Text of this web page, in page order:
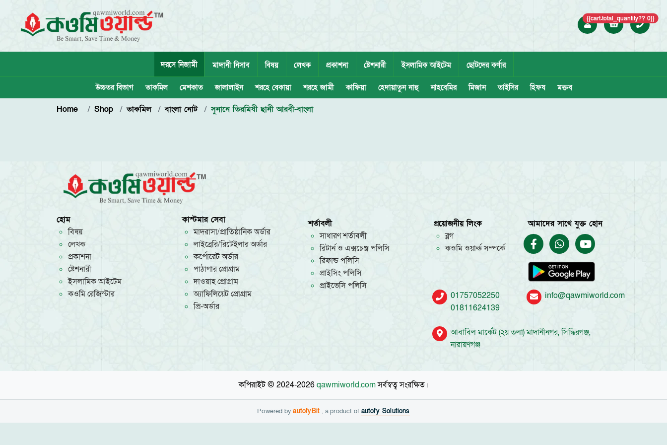
{{cart.total_quantity?? 0}}
দরসে নিজামী মাদানী নিসাব বিষয় লেখক প্রকাশনা ষ্টেশনারী ইসলামিক আইটেম ছোটদের কর্ণার
উচ্চতর বিভাগ তাকমিল মেশকাত জালালাইন শরহে বেকায়া শরহে জামী কাফিয়া হেদায়াতুন নাহু নাহবেমির মিজান তাইসির হিফয মক্তব
Home Shop তাকমিল বাংলা নোট সুনানে তিরমিযী ছানী আরবী-বাংলা
হোম
বিষয়
লেখক
প্রকাশনা
ষ্টেশনারী
ইসলামিক আইটেম
কওমি রেজিস্টার
কাস্টমার সেবা
মাদরাসা/প্রাতিষ্ঠানিক অর্ডার
লাইব্রেরি/রিটেইলার অর্ডার
কর্পোরেট অর্ডার
পাঠাগার প্রোগ্রাম
দাওয়াহ প্রোগ্রাম
অ্যাফিলিয়েট প্রোগ্রাম
প্রি-অর্ডার
শর্তাবলী
সাধারণ শর্তাবলী
রিটার্ন ও এক্সচেঞ্জ পলিসি
রিফান্ড পলিসি
প্রাইসিং পলিসি
প্রাইভেসি পলিসি
প্রয়োজনীয় লিংক
ব্লগ
কওমি ওয়ার্ল্ড সম্পর্কে
আমাদের সাথে যুক্ত হোন
01757052250
01811624139
info@qawmiworld.com
আবাবিল মার্কেট (২য় তলা) মাদানীনগর, সিদ্ধিরগঞ্জ,
নারায়ণগঞ্জ
কপিরাইট © 2024-2026qawmiworld.comসর্বস্বত্ব সংরক্ষিত।
Powered by autofyBit, a product of autofy Solutions